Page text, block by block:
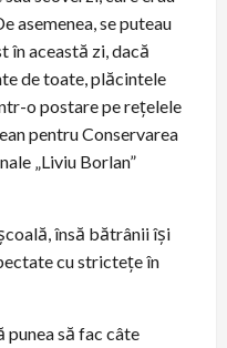
asemenea, se puteau
în această zi, dacă
de toate, plăcintele
o postare pe rețelele
pentru Conservarea
„Liviu Borlan”
însă bătrânii își
cu strictețe în
punea să fac câte